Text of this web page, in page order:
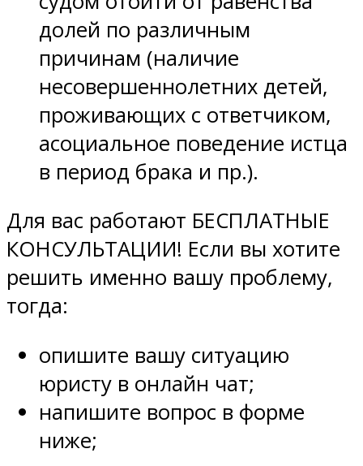
долей по различным
причинам (наличие
несовершеннолетних детей,
проживающих с ответчиком,
асоциальное поведение истца
в период брака и пр.).
Для вас работают БЕСПЛАТНЫЕ
КОНСУЛЬТАЦИИ! Если вы хотите
решить именно вашу проблему,
тогда:
опишите вашу ситуацию
юристу в онлайн чат;
напишите вопрос в форме
ниже;